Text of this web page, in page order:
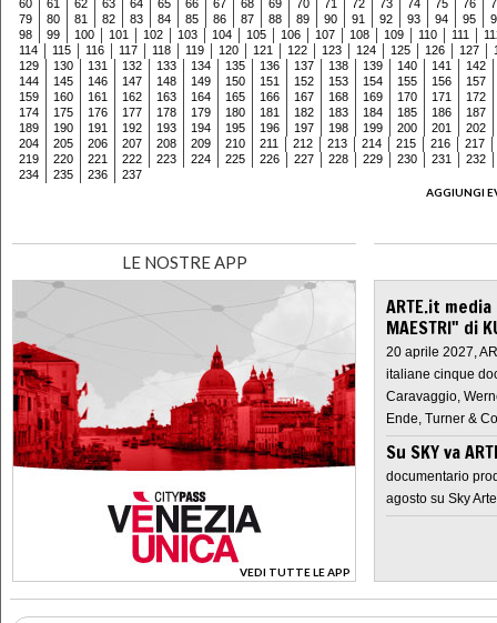
60 61 62 63 64 65 66 67 68 69 70 71 72 73 74 75 76
79
80 81 82 83 84 85 86 87 88 89 90 91 92 93 94 95
98
99 100 101 102 103 104 105 106 107 108 109 110 111
114
115 116 117 118 119 120 121 122 123 124 125 126 127
129
130 131 132 133 134 135 136 137 138 139 140 141
142
144
145 146 147 148 149 150 151 152 153 154 155 156
157
159
160 161 162 163 164 165 166 167 168 169 170 171
172
174
175 176 177 178 179 180 181 182 183 184 185 186
187
189
190 191 192 193 194 195 196 197 198 199 200 201
202
204
205 206 207 208 209 210 211 212 213 214 215 216
217
219
220 221 222 223 224 225 226 227 228 229 230 231
232
234
235 236
237
AGGIUNGI
LE NOSTRE APP
VEDI TUTTE LE APP
>
ARTE.it
MAESTRI" di
20 aprile 2027,
italiane cinque
Caravaggio,
Ende, Turner &
Su SKY va
documentario
agosto su Sky Arte